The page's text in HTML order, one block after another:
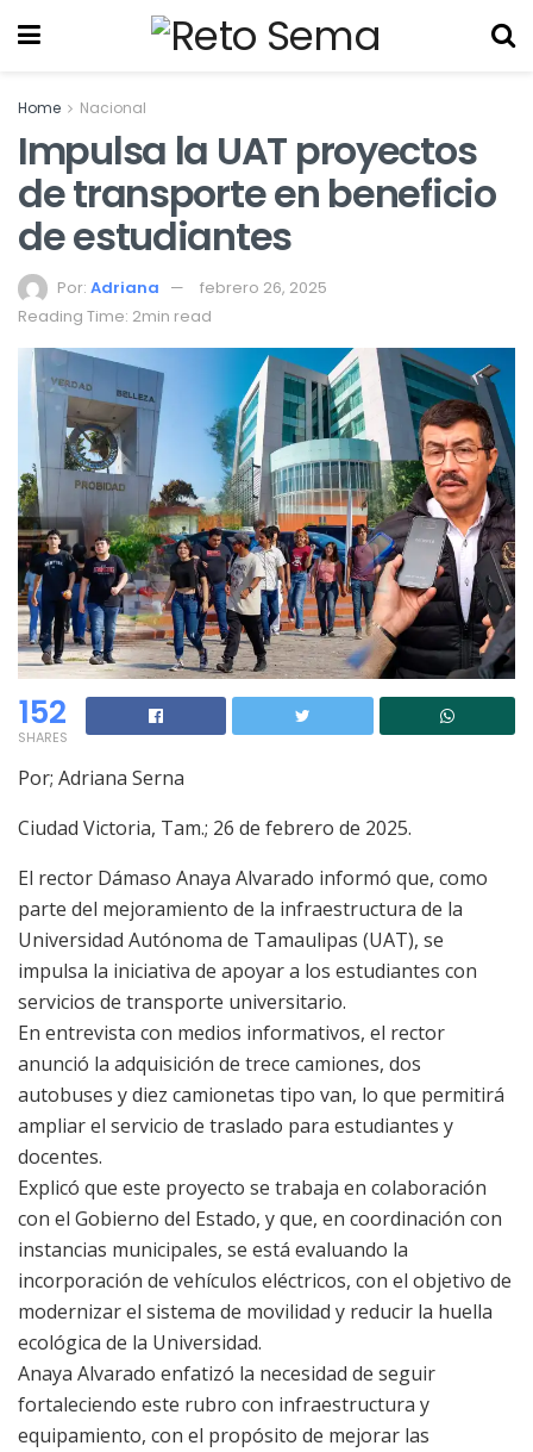
Home Nacional
Impulsa la UAT proyectos
de transporte en beneficio
de estudiantes
Por: Adriana
febrero 26, 2025
Reading Time: 2min read
152
SHARES
Por; Adriana Serna
Ciudad Victoria, Tam.; 26 de febrero de 2025.
El rector Dámaso Anaya Alvarado informó que, como
parte del mejoramiento de la infraestructura de la
Universidad Autónoma de Tamaulipas (UAT), se
impulsa la iniciativa de apoyar a los estudiantes con
servicios de transporte universitario.
En entrevista con medios informativos, el rector
anunció la adquisición de trece camiones, dos
autobuses y diez camionetas tipo van, lo que permitirá
ampliar el servicio de traslado para estudiantes y
docentes.
Explicó que este proyecto se trabaja en colaboración
con el Gobierno del Estado, y que, en coordinación con
instancias municipales, se está evaluando la
incorporación de vehículos eléctricos, con el objetivo de
modernizar el sistema de movilidad y reducir la huella
ecológica de la Universidad.
Anaya Alvarado enfatizó la necesidad de seguir
fortaleciendo este rubro con infraestructura y
equipamiento, con el propósito de mejorar las